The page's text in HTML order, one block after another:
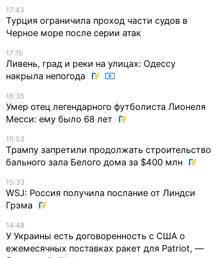
17:43
Турция ограничила проход части судов в
Черное море после серии атак
17:15
Ливень, град и реки на улицах: Одессу
накрыла непогода
16:35
Умер отец легендарного футболиста Лионеля
Месси: ему было 68 лет
15:53
Трампу запретили продолжать строительство
бального зала Белого дома за $400 млн
15:33
WSJ: Россия получила послание от Линдси
Грэма
14:48
У Украины есть договоренность с США о
ежемесячных поставках ракет для Patriot, —